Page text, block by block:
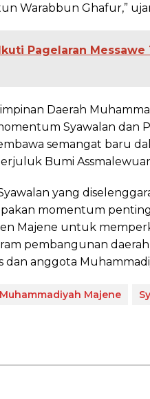
Warabbun Ghafur,”
Pagelaran
Daerah
Syawalan dan
semangat baru
Bumi
yang
momentum penting
Majene untuk
pembangunan
anggota
Muhammadiyah Majene